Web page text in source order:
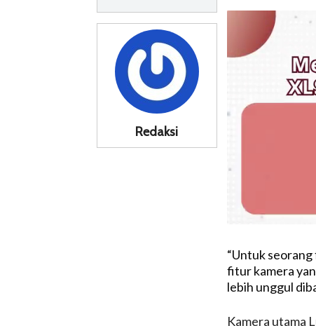
Redaksi
“Untuk
fitur kamera
lebih unggul
Kamera utama